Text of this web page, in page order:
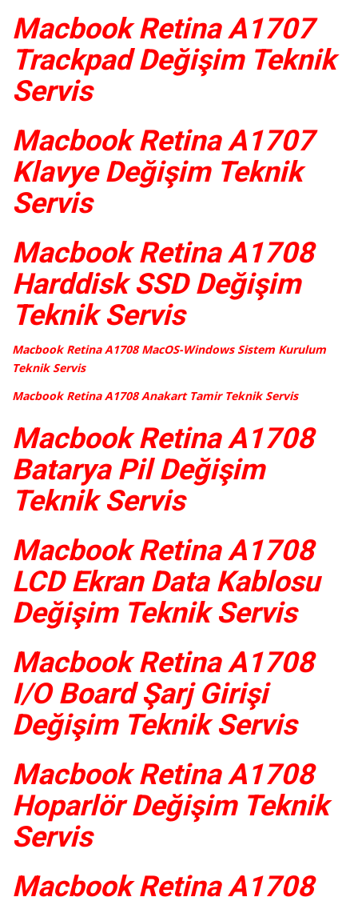
Macbook Retina A1707
Trackpad Değişim Teknik
Servis
Macbook Retina A1707
Klavye Değişim Teknik
Servis
Macbook Retina A1708
Harddisk SSD Değişim
Teknik Servis
Macbook Retina A1708 MacOS-Windows Sistem Kurulum
Teknik Servis
Macbook Retina A1708 Anakart Tamir Teknik Servis
Macbook Retina A1708
Batarya Pil Değişim
Teknik Servis
Macbook Retina A1708
LCD Ekran Data Kablosu
Değişim Teknik Servis
Macbook Retina A1708
I/O Board Şarj Girişi
Değişim Teknik Servis
Macbook Retina A1708
Hoparlör Değişim Teknik
Servis
Macbook Retina A1708